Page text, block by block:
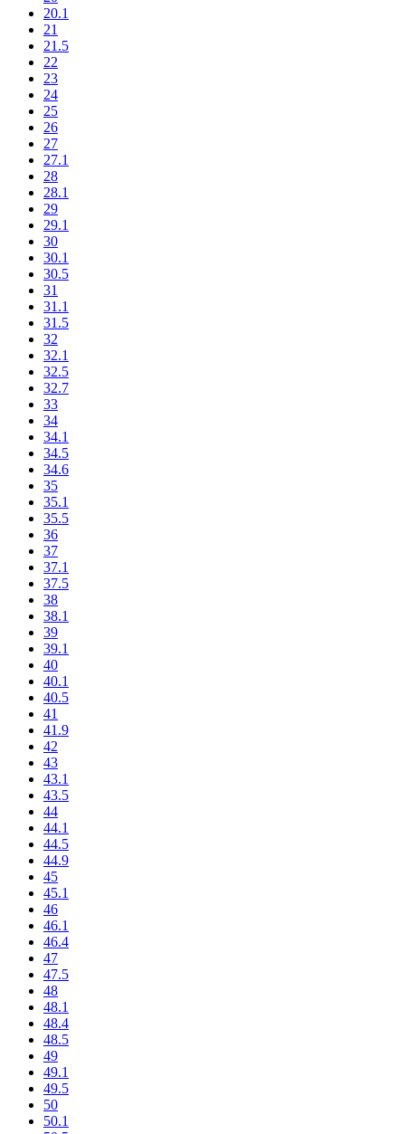
20.1
21
21.5
22
23
24
25
26
27
27.1
28
28.1
29
29.1
30
30.1
30.5
31
31.1
31.5
32
32.1
32.5
32.7
33
34
34.1
34.5
34.6
35
35.1
35.5
36
37
37.1
37.5
38
38.1
39
39.1
40
40.1
40.5
41
41.9
42
43
43.1
43.5
44
44.1
44.5
44.9
45
45.1
46
46.1
46.4
47
47.5
48
48.1
48.4
48.5
49
49.1
49.5
50
50.1